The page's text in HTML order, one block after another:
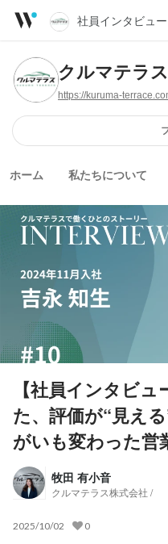
社員インタビュー
クルマテラ
https://kuruma-
ホーム 私たちについて
【社員インタビ
た、評価が“見え
がいも変わった営
牧田 有小音
クルマテラス株式会社 /
2025/10/02 0